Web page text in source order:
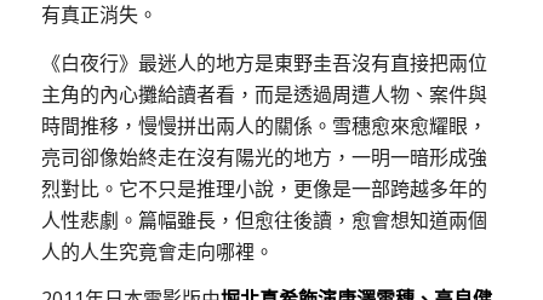
有真正消失。
《白夜行》最迷人的地方是東野圭吾沒有直接把兩位
主角的內心攤給讀者看，而是透過周遭人物、案件與
時間推移，慢慢拼出兩人的關係。雪穗愈來愈耀眼，
亮司卻像始終走在沒有陽光的地方，一明一暗形成強
烈對比。它不只是推理小說，更像是一部跨越多年的
人性悲劇。篇幅雖長，但愈往後讀，愈會想知道兩個
人的人生究竟會走向哪裡。